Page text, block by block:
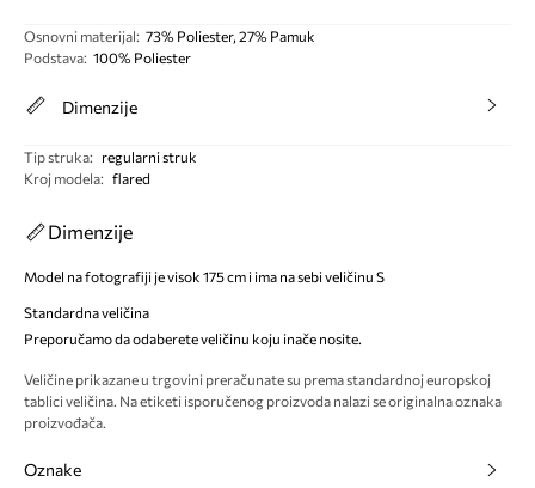
Osnovni materijal: 73% Poliester, 27% Pamuk
Podstava: 100% Poliester
Dimenzije
Tip struka:
regularni struk
Kroj modela: flared
Dimenzije
Model na fotografiji je visok 175 cm i ima na sebi veličinu S
Standardna veličina
Preporučamo da odaberete veličinu koju inače nosite.
Veličine prikazane u trgovini preračunate su prema standardnoj europskoj
tablici veličina. Na etiketi isporučenog proizvoda nalazi se originalna oznaka
proizvođača.
Oznake